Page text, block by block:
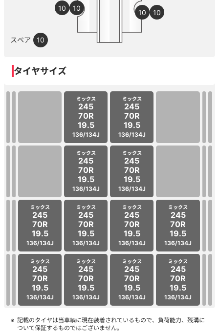
10
10
10 10
スペア 10
タイヤサイズ
ミックス
245
70R
19.5
136/134J
ミックス
245
70R
19.5
136/134J
ミックス
245
70R
19.5
136/134J
ミックス
245
70R
19.5
136/134J
ミックス
245
70R
19.5
136/134J
ミックス
245
70R
19.5
136/134J
ミックス
245
70R
19.5
136/134J
ミックス
245
70R
19.5
136/134J
ミックス
245
70R
19.5
136/134J
ミックス
245
70R
19.5
136/134J
ミックス
245
70R
19.5
136/134J
ミックス
245
70R
19.5
136/134J
記載のタイヤは当車輌に現在装着されているもので、負荷能力、残溝に
ついて保証するものではございません。